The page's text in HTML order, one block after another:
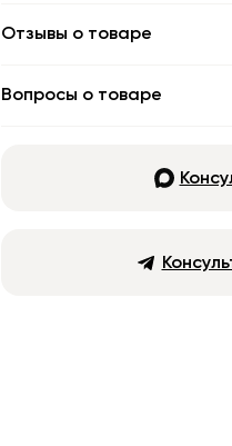
Отзывы о товаре
Вопросы о товаре